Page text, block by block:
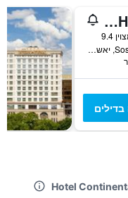
Pleiada Boutique Hotel & Spa
9.4
Soseaua Bucium 18b, יאשי, רומניה
בדילים